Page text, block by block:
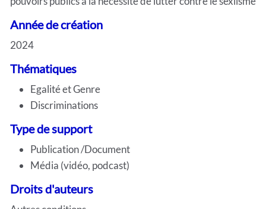
Année de création
2024
Thématiques
Egalité et Genre
Discriminations
Type de support
Publication /Document
Média (vidéo, podcast)
Droits d'auteurs